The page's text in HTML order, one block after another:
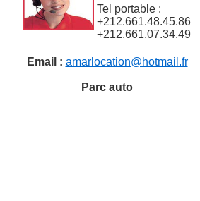
Tel portable :
+212.661.48.45.86
+212.661.07.34.49
Email : amarlocation@hotmail.fr
Parc auto